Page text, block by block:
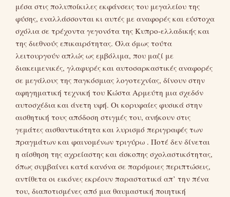
μέσα στις πολυποίκιλες εκφάνσεις του μεγαλείου της
φύσης, εναλλάσσονται κι αυτές με αναφορές και εύστοχα
σχόλια σε τρέχοντα γεγονότα της Κυπρο-ελλαδικής και
της διεθνούς επικαιρότητας. Όλα όμως τούτα
λειτουργούν απλώς ως εμβόλιμα, που μαζί με
διακειμενικές, γλαφυρές και αυτοσαρκαστικές αναφορές
σε μεγάλους της παγκόσμιας λογοτεχνίας, δίνουν στην
αφηγηματική τεχνική του Κώστα Αρμεύτη μια σχεδόν
αυτοσχέδια και άνετη υφή. Οι κορυφαίες φυσικά στην
αισθητική τους απόδοση στιγμές του, ανήκουν στις
γεμάτες αισθαντικότητα και λυρισμό περιγραφές των
πραγμάτων και φαινομένων τριγύρω . Ποτέ δεν δίνεται
η αίσθηση της αχρείαστης και άσκοπης σχολαστικότητας,
όπως συμβαίνει κατά κανόνα σε παρόμοιες περιπτώσεις,
αντίθετα οι εικόνες εκρέουν παραστατικά απ’ την πένα
του, διαποτισμένες από μια θαυμαστική ποιητική